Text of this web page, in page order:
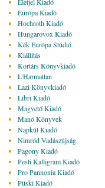
Európa Kiadó
Hochroth Kiadó
Hungarovox Kiadó
Kék Európa Stúdió
Kiállítás
Kortárs Könyvkiadó
L'Harmattan
Lazi Könyvkiadó
Libri Kiadó
Magvető Kiadó
Manó Könyvek
Napkút Kiadó
Nimród Vadászújság
Pagony Kiadó
Pesti Kalligram Kiadó
Pro Pannonia Kiadó
Püski Kiadó